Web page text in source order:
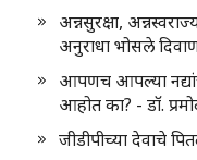
अन्नसुरक्षा,
अनुराधा भोसले
आपणच आपल्या
आहोत का? - डॉ.
जीडीपीच्या देवाचे